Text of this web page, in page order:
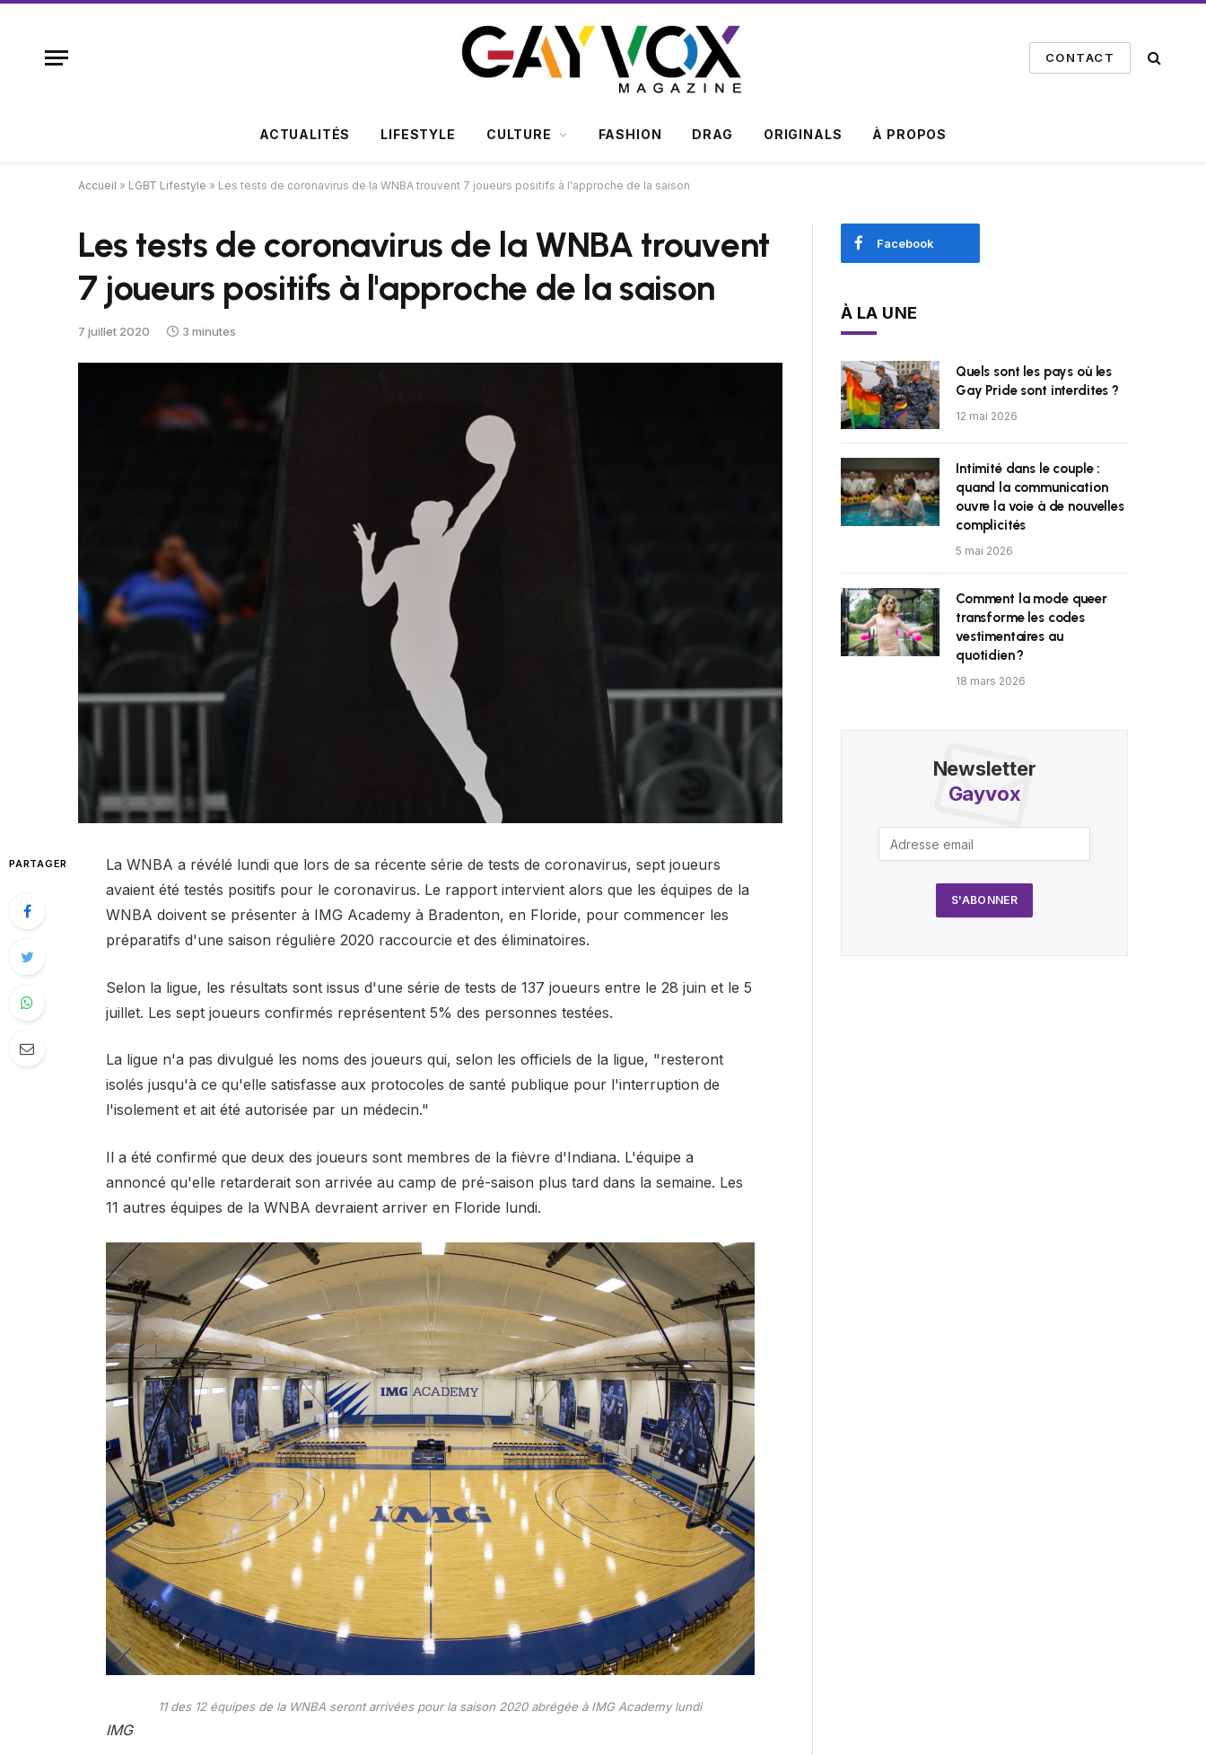
CONTACT
ACTUALITÉS LIFESTYLE CULTURE FASHION DRAG ORIGINALS À PROPOS
Accueil » LGBT Lifestyle » Les tests de coronavirus de la WNBA trouvent 7 joueurs positifs à l'approche de la saison
Les tests de coronavirus de la WNBA trouvent
7 joueurs positifs à l'approche de la saison
7 juillet 2020 3 minutes
PARTAGER
La WNBA a révélé lundi que lors de sa récente série de tests de coronavirus, sept joueurs
avaient été testés positifs pour le coronavirus. Le rapport intervient alors que les équipes de la
WNBA doivent se présenter à IMG Academy à Bradenton, en Floride, pour commencer les
préparatifs d'une saison régulière 2020 raccourcie et des éliminatoires.
Selon la ligue, les résultats sont issus d'une série de tests de 137 joueurs entre le 28 juin et le 5
juillet. Les sept joueurs confirmés représentent 5% des personnes testées.
La ligue n'a pas divulgué les noms des joueurs qui, selon les officiels de la ligue, "resteront
isolés jusqu'à ce qu'elle satisfasse aux protocoles de santé publique pour l'interruption de
l'isolement et ait été autorisée par un médecin."
Il a été confirmé que deux des joueurs sont membres de la fièvre d'Indiana. L'équipe a
annoncé qu'elle retarderait son arrivée au camp de pré-saison plus tard dans la semaine. Les
11 autres équipes de la WNBA devraient arriver en Floride lundi.
11 des 12 équipes de la WNBA seront arrivées pour la saison 2020 abrégée à IMG Academy lundi
IMG
Facebook
À LA UNE
Quels sont les pays où les
Gay Pride sont interdites ?
12 mai 2026
Intimité dans le couple :
quand la communication
ouvre la voie à de nouvelles
complicités
5 mai 2026
Comment la mode queer
transforme les codes
vestimentaires au
quotidien ?
18 mars 2026
Newsletter
Gayvox